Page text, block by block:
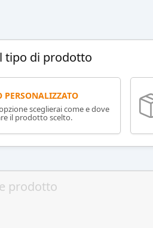
tipo di prodotto
PERSONALIZZATO
sceglierai come e dove
il prodotto scelto.
prodotto